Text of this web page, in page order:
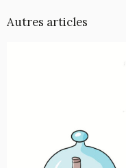
Autres articles